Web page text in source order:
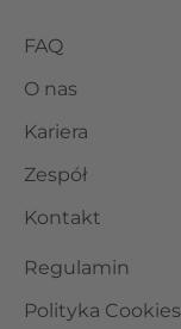
FAQ
O nas
Kariera
Zespół
Kontakt
Regulamin
Polityka Cookies